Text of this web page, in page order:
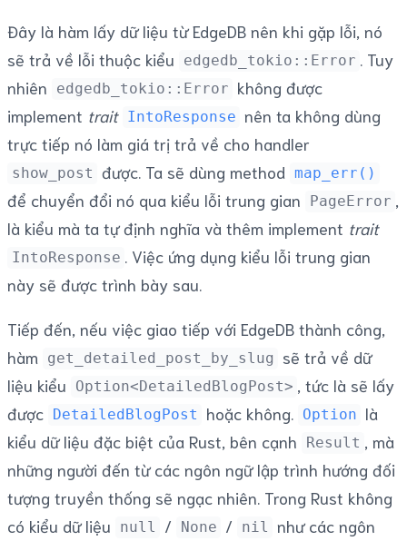
Đây là hàm lấy dữ liệu từ EdgeDB nên khi gặp lỗi, nó
sẽ trả về lỗi thuộc kiểu
edgedb_tokio::Error
. Tuy
nhiên
edgedb_tokio::Error không được
implement trait IntoResponse nên ta không dùng
trực tiếp nó làm giá trị trả về cho handler
show_post được. Ta sẽ dùng method map_err()
để chuyển đổi nó qua kiểu lỗi trung gian PageError
là kiểu mà ta tự định nghĩa và thêm implement trait
IntoResponse
. Việc ứng dụng kiểu lỗi trung gian
này sẽ được trình bày sau.
Tiếp đến, nếu việc giao tiếp với EdgeDB thành công,
hàm
get_detailed_post_by_slug
sẽ trả về dữ
liệu kiểu
Option<DetailedBlogPost>
, tức là sẽ lấy
được
DetailedBlogPost hoặc không. Option là
kiểu dữ liệu đặc biệt của Rust, bên cạnh
Result
, mà
những người đến từ các ngôn ngữ lập trình hướng đối
tượng truyền thống sẽ ngạc nhiên. Trong Rust không
có kiểu dữ liệu
null / None / nil như các ngôn